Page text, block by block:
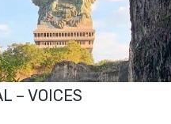
– VOICES